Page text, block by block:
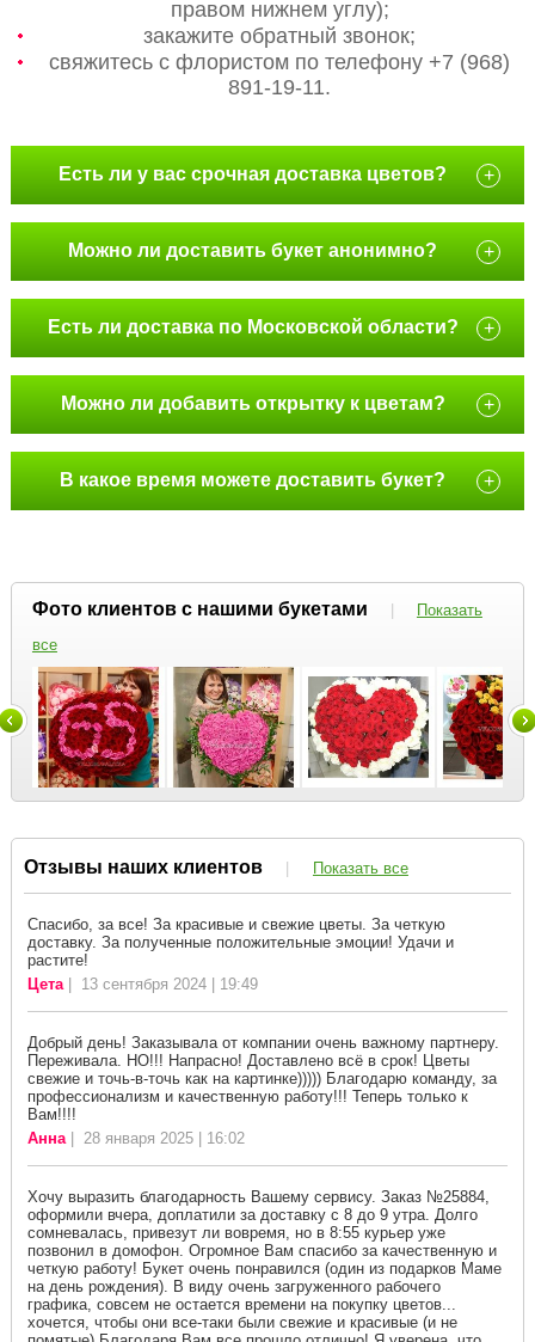
правом нижнем углу);
закажите обратный звонок;
свяжитесь с флористом по телефону +7 (968)
891-19-11.
Есть ли у вас срочная доставка цветов? +
Можно ли доставить букет анонимно? +
Есть ли доставка по Московской области? +
Можно ли добавить открытку к цветам? +
В какое время можете доставить букет? +
Фото клиентов с нашими букетами |
Показать
все
Отзывы наших клиентов | Показать все
Спасибо, за все! За красивые и свежие цветы. За четкую
доставку. За полученные положительные эмоции! Удачи и
растите!
Цета| 13 сентября 2024 | 19:49
Добрый день! Заказывала от компании очень важному партнеру.
Переживала. НО!!! Напрасно! Доставлено всё в срок! Цветы
свежие и точь-в-точь как на картинке))))) Благодарю команду, за
профессионализм и качественную работу!!! Теперь только к
Вам!!!!
Анна| 28 января 2025 | 16:02
Хочу выразить благодарность Вашему сервису. Заказ №25884,
оформили вчера, доплатили за доставку с 8 до 9 утра. Долго
сомневалась, привезут ли вовремя, но в 8:55 курьер уже
позвонил в домофон. Огромное Вам спасибо за качественную и
четкую работу! Букет очень понравился (один из подарков Маме
на день рождения). В виду очень загруженного рабочего
графика, совсем не остается времени на покупку цветов...
хочется, чтобы они все-таки были свежие и красивые (и не